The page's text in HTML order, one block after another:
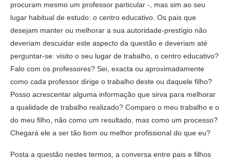
procuram mesmo um professor particular -, mas sim ao seu
lugar habitual de estudo: o centro educativo. Os pais que
desejam manter ou melhorar a sua autoridade-prestígio não
deveriam descuidar este aspecto da questão e deveriam até
perguntar-se: visito o seu lugar de trabalho, o centro educativo?
Falo com os professores? Sei, exacta ou aproximadamente
como cada professor dirige o trabalho deste ou daquele filho?
Posso acrescentar alguma informação que sirva para melhorar
a qualidade de trabalho realizado? Comparo o meu trabalho e o
do meu filho, não como um resultado, mas como um processo?
Chegará ele a ser tão bom ou melhor profissional do que eu?
Posta a questão nestes termos, a conversa entre pais e filhos